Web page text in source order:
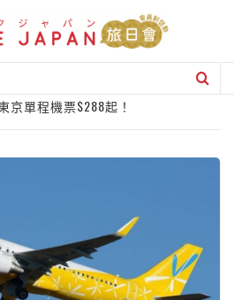
京單程機票$288起！